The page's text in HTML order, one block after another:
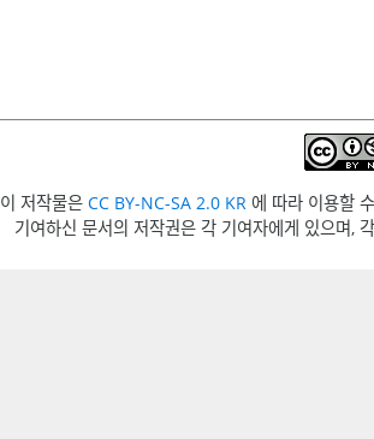
이 저작물은 CC BY-NC-SA 2.0 KR에 따라 이용할
기여하신 문서의 저작권은 각 기여자에게 있으며,